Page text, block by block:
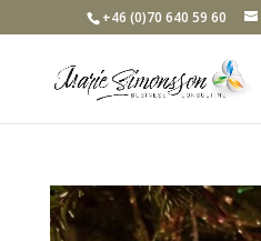
+46 (0)70 640 59 60